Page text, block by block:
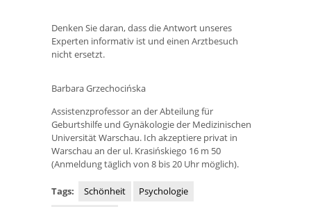
Denken Sie daran, dass die Antwort unseres
Experten informativ ist und einen Arztbesuch
nicht ersetzt.
Barbara Grzechocińska
Assistenzprofessor an der Abteilung für
Geburtshilfe und Gynäkologie der Medizinischen
Universität Warschau. Ich akzeptiere privat in
Warschau an der ul. Krasińskiego 16 m 50
(Anmeldung täglich von 8 bis 20 Uhr möglich).
Tags: Schönheit
Psychologie